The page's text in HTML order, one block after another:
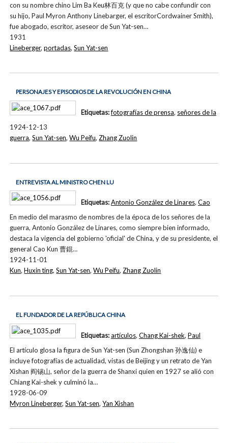
con su nombre chino Lim Ba Keu林百克 (y que no cabe confundir con
su hijo, Paul Myron Anthony Linebarger, el escritorCordwainer Smith),
fue abogado, escritor, aseseor de Sun Yat-sen…
1931
Lineberger,portadas,Sun Yat-sen
PERSONAJES Y EPISODIOS DE LA REVOLUCIÓN EN CHINA
1924-12-13
Etiquetas:fotografías de prensa, señores de la
guerra,Sun Yat-sen,Wu Peifu, Zhang Zuolin
ENTREVISTA AL MINISTRO CHEN LU
En medio del marasmo de nombres de la época de los señores de la
guerra, Antonio González de Linares, como siempre bien informado,
destaca la vigencia del gobierno 'oficial' de China, y de su presidente, el
general Cao Kun 曹錕…
1924-11-01
Etiquetas:Antonio González de Linares, Cao
Kun,Huxin ting,Sun Yat-sen,Wu Peifu,Zhang Zuolin
EL FUNDADOR DE LA REPÚBLICA CHINA
El artículo glosa la figura de Sun Yat-sen (Sun Zhongshan 孙逸仙) e
incluye fotografías de actualidad, vistas de Beijing y un retrato de Yan
Xishan 阎锡山, señor de la guerra de Shanxi quien en 1927 se alió con
Chiang Kai-shek y culminó la…
1928-06-09
Etiquetas:artículos, Chang Kai-shek, Paul
Myron Lineberger,Sun Yat-sen,Yan Xishan